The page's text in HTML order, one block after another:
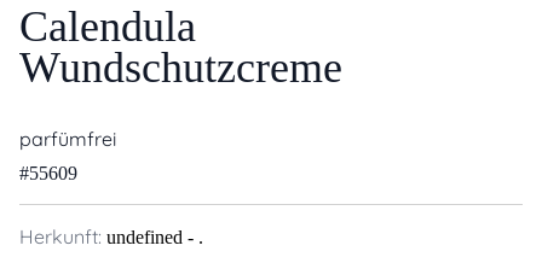
Calendula
Wundschutzcreme
parfümfrei
#55609
Herkunft: undefined - .